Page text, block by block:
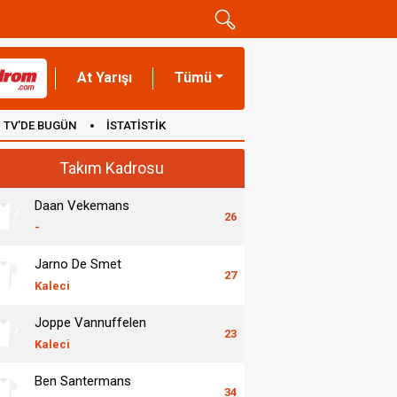
At Yarışı Tümü
TV'DE BUGÜN İSTATİSTİK
Takım Kadrosu
Daan Vekemans
-
26
Jarno De Smet
Kaleci
27
Joppe Vannuffelen
Kaleci
23
Ben Santermans
34